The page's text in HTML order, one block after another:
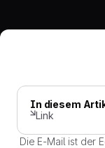
In diesem
Link
Die E-Mail ist der